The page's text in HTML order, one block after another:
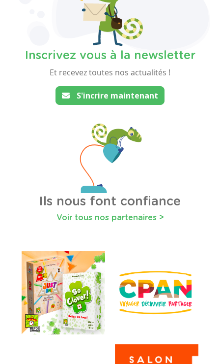
Inscrivez vous à la newsletter
Et recevez toutes nos actualités !
S'incrire maintenant
Ils nous font confiance
Voir tous nos partenaires >